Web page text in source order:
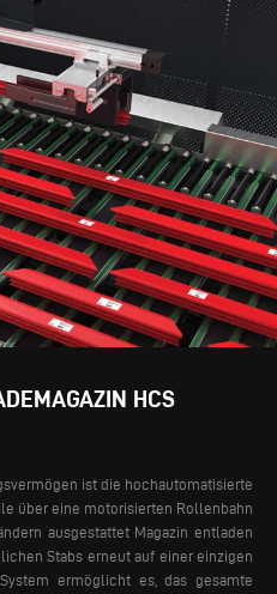
HCS
ist die hochautomatisierte
über eine motorisierten Rollenbahn
ausgestattet Magazin entladen
Stabs erneut auf einer einzigen
ermöglicht es, das gesamte